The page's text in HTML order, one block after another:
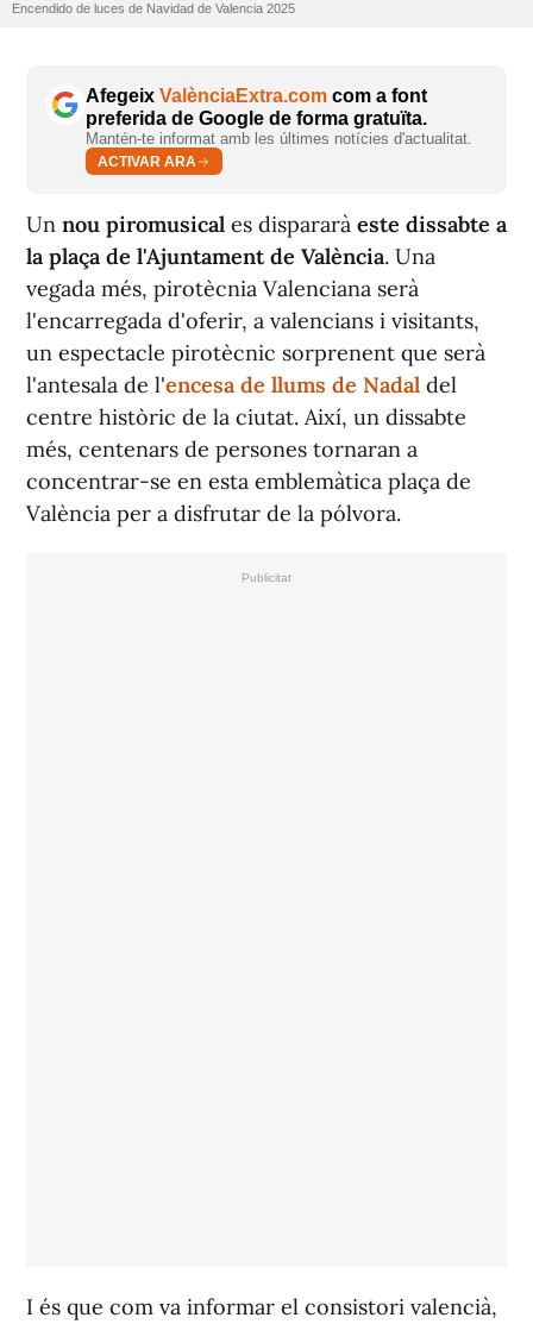
Encendido de luces de Navidad de Valencia 2025
Afegeix ValènciaExtra.com com a font
preferida de Google de forma gratuïta.
Mantén-te informat amb les últimes notícies d'actualitat.
ACTIVAR ARA
Un nou piromusical es dispararà este dissabte a
la plaça de l'Ajuntament de València. Una
vegada més, pirotècnia Valenciana serà
l'encarregada d'oferir, a valencians i visitants,
un espectacle pirotècnic sorprenent que serà
l'antesala de l'encesa de llums de Nadal del
centre històric de la ciutat. Així, un dissabte
més, centenars de persones tornaran a
concentrar-se en esta emblemàtica plaça de
València per a disfrutar de la pólvora.
I és que com va informar el consistori valencià,